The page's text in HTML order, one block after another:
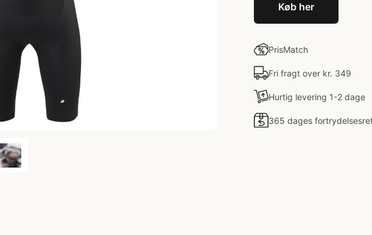
Køb her
PrisMatch
Fri fragt over kr. 349
Hurtig levering 1-2 dage
365 dages